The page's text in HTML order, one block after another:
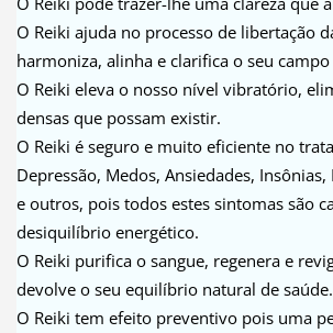
O Reiki ajuda no processo de libertação
harmoniza, alinha e clarifica o seu
O Reiki eleva o nosso nível vibratório,
densas que possam existir.
O Reiki é seguro e muito eficiente no
Depressão, Medos, Ansiedades,
e outros, pois todos estes sintomas são
desiquilíbrio energético.
O Reiki purifica o sangue, regenera e
devolve o seu equilíbrio natural de saúde.
O Reiki tem efeito preventivo pois uma